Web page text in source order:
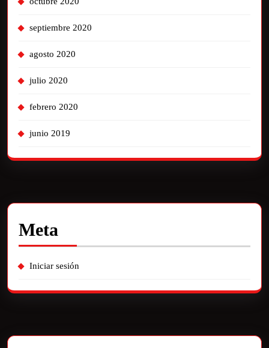
septiembre 2020
agosto 2020
julio 2020
febrero 2020
junio 2019
Meta
Iniciar sesión